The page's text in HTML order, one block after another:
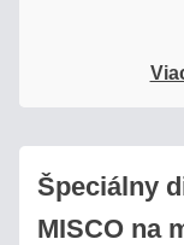
Špeciálny
MISCO na